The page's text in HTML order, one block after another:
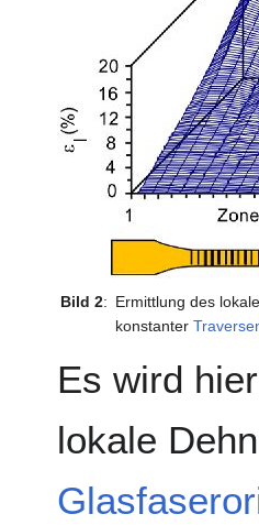
Bild 2: Ermittlung des
konstanter
Es wird
lokale